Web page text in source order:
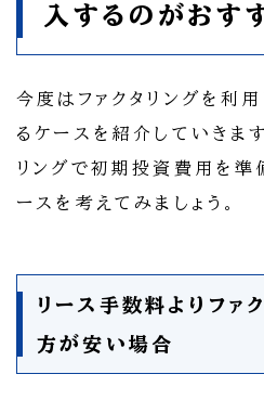
入するのがおす
今度はファクタリングを利
るケースを紹介していきます
リングで初期投資費用を準
ースを考えてみましょう。
リース手数料よりファ
方が安い場合